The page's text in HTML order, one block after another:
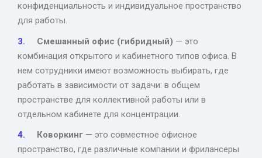
конфиденциальность и индивидуальное пространство
для работы.
Смешанный офис (гибридный) — это
комбинация открытого и кабинетного типов офиса. В
нем сотрудники имеют возможность выбирать, где
работать в зависимости от задачи: в общем
пространстве для коллективной работы или в
отдельном кабинете для концентрации.
Коворкинг— это совместное офисное
пространство, где различные компании и фрилансеры